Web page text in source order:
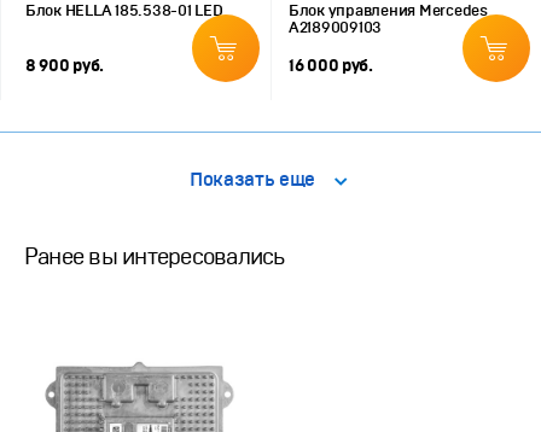
Блок HELLA 185.538-01 LED
8 900 руб.
Блок управления Mercedes
A2189009103
16 000 руб.
Показать еще
Ранее вы интересовались